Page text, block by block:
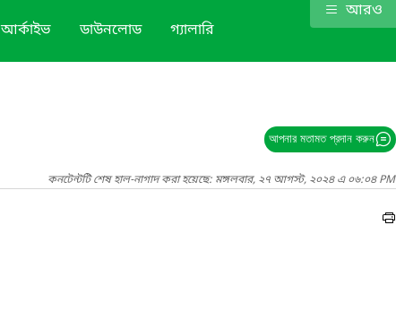
আর্কাইভ ডাউনলোড গ্যালারি
আরও
আপনার মতামত প্রদান করুন
কনটেন্টটি শেষ হাল-নাগাদ করা হয়েছে: মঙ্গলবার, ২৭ আগস্ট, ২০২৪ এ ০৬:০৪ PM